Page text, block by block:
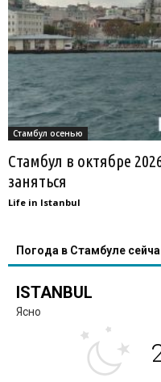
Стамбул осенью
Стамбул в октябре
заняться
Life in Istanbul
Погода в Стамбуле
ISTANBUL
Ясно